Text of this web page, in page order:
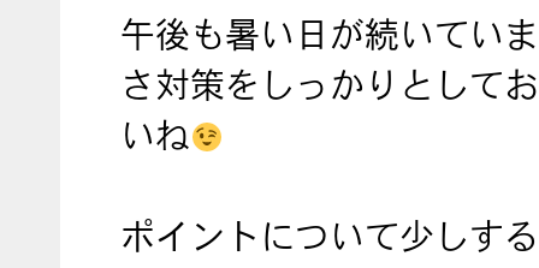
午後も暑い日が続いてい
さ対策をしっかりとして
いね
ポイントについて少しす